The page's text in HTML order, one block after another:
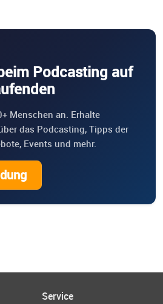
Podcasting auf
Menschen an. Erhalte
das Podcasting, Tipps der
Events und mehr.
Service